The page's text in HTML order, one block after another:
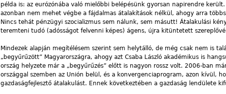
példa is: az eurózónába való mielőbbi belépésünk gyorsan napirendre
azonban nem mehet végbe a fájdalmas átalakítások nélkül, ahogy arra
Nincs tehát pénzügyi szocializmus sem nálunk, sem másutt! Átalakulási
teremteni tudó (adósságot felvenni képes) ágens, újra kitüntetett
Mindezek alapján megítélésem szerint sem helyt­álló, de még csak nem is
„begyűrűzött” Magyarországra, ahogy azt Csaba László akadémikus is
ország helyzete már a „begyűrűzés” előtt is nagyon rossz volt. 2006-ban
országgal szemben az Unión belül, és a konvergenciaprogram, azon kívül,
gazdaságfejlesztő átalakulást. Ennek következtében a gazdaság lendülete